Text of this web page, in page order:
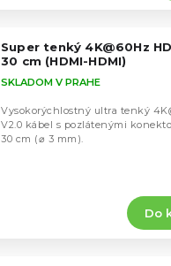
Super tenký 4K@60Hz
30 cm (HDMI-HDMI)
SKLADOM V PRAHE
Do
Vysokorýchlostný ultra tenký
V2.0 kábel s pozlátenými
30 cm (⌀ 3 mm).